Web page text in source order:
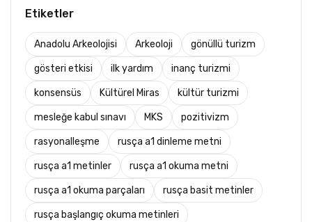
Etiketler
Anadolu Arkeolojisi Arkeoloji gönüllü turizm
gösteri etkisi ilk yardım inanç turizmi
konsensüs Kültürel Miras kültür turizmi
mesleğe kabul sınavı MKS pozitivizm
rasyonalleşme rusça a1 dinleme metni
rusça a1 metinler rusça a1 okuma metni
rusça a1 okuma parçaları rusça basit metinler
rusça başlangıç okuma metinleri